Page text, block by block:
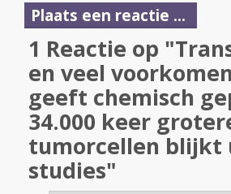
Plaats een reactie ...
1 Reactie op
en veel
geeft chemisch
34.000 keer
tumorcellen blijkt
studies"